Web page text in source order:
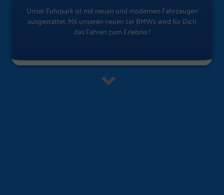
Unser Fuhrpark ist mit neuen und modernen Fahrzeugen
ausgestattet. Mit unseren neuen 1er BMWs wird für Dich
das Fahren zum Erlebnis !